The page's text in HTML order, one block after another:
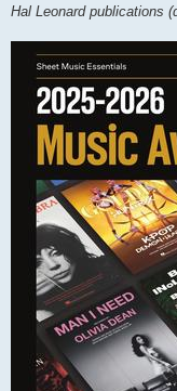
Hal Leonard publications